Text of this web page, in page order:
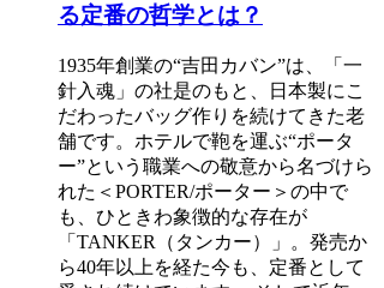
る定番の哲学とは？
1935年創業の“吉田カバン”は、「一
針入魂」の社是のもと、日本製にこ
だわったバッグ作りを続けてきた老
舗です。ホテルで鞄を運ぶ“ポータ
ー”という職業への敬意から名づけら
れた＜PORTER/ポーター＞の中で
も、ひときわ象徴的な存在が
「TANKER（タンカー）」。発売か
ら40年以上を経た今も、定番として